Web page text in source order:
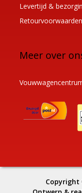
Levertijd &
Retourvoorwaarden
Meer over
Copyright